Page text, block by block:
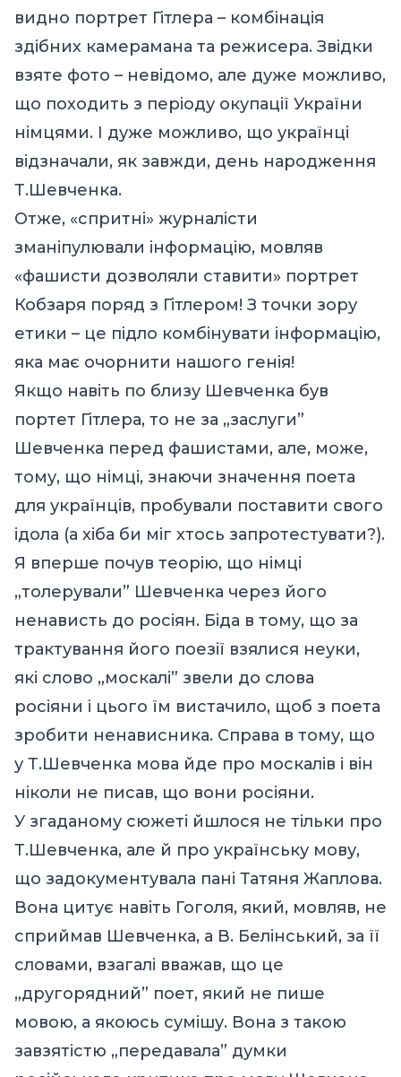
видно портрет Гітлера – комбінація
здібних камерамана та режисера. Звідки
взяте фото – невідомо, але дуже можливо,
що походить з періоду окупації України
німцями. І дуже можливо, що українці
відзначали, як завжди, день народження
Т.Шевченка.
Отже, «спритні» журналісти
зманіпулювали інформацію, мовляв
«фашисти дозволяли ставити» портрет
Кобзаря поряд з Гітлером! З точки зору
етики – це підло комбінувати інформацію,
яка має очорнити нашого генія!
Якщо навіть по близу Шевченка був
портет Гітлера, то не за „заслуги”
Шевченка перед фашистами, але, може,
тому, що німці, знаючи значення поета
для українців, пробували поставити свого
ідола (а хіба би міг хтось запротестувати?).
Я вперше почув теорію, що німці
„толерували” Шевченка через його
ненависть до росіян. Біда в тому, що за
трактування його поезії взялися неуки,
які слово „москалі” звели до слова
росіяни і цього їм вистачило, щоб з поета
зробити ненависника. Справа в тому, що
у Т.Шевченка мова йде про москалів і він
ніколи не писав, що вони росіяни.
У згаданому сюжеті йшлося не тільки про
Т.Шевченка, але й про українську мову,
що задокументувала пані Татяня Жаплова.
Вона цитує навіть Гоголя, який, мовляв, не
сприймав Шевченка, а В. Белінський, за її
словами, взагалі вважав, що це
„другорядний” поет, який не пише
мовою, а якоюсь сумішу. Вона з такою
завзятістю „передавала” думки